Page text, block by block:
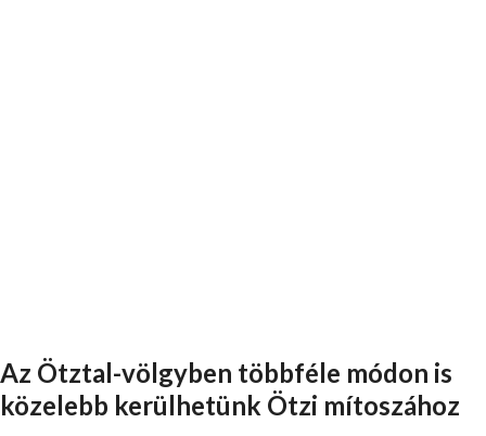
Az Ötztal-völgyben többféle módon is
közelebb kerülhetünk Ötzi mítoszához